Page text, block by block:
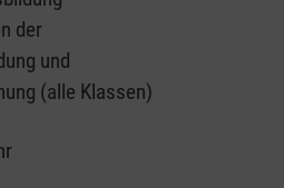
der
und
(alle Klassen)